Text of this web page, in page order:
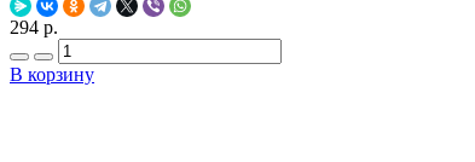
294 р.
В корзину